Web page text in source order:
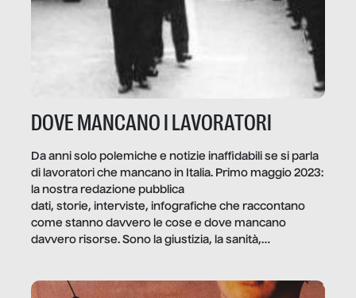
DOVE MANCANO I LAVORATORI
Da anni solo polemiche e notizie inaffidabili se si parla
di lavoratori che mancano in Italia. Primo maggio 2023:
la nostra redazione pubblica
dati, storie, interviste, infografiche che raccontano
come stanno davvero le cose e dove mancano
davvero risorse. Sono la giustizia, la sanità,